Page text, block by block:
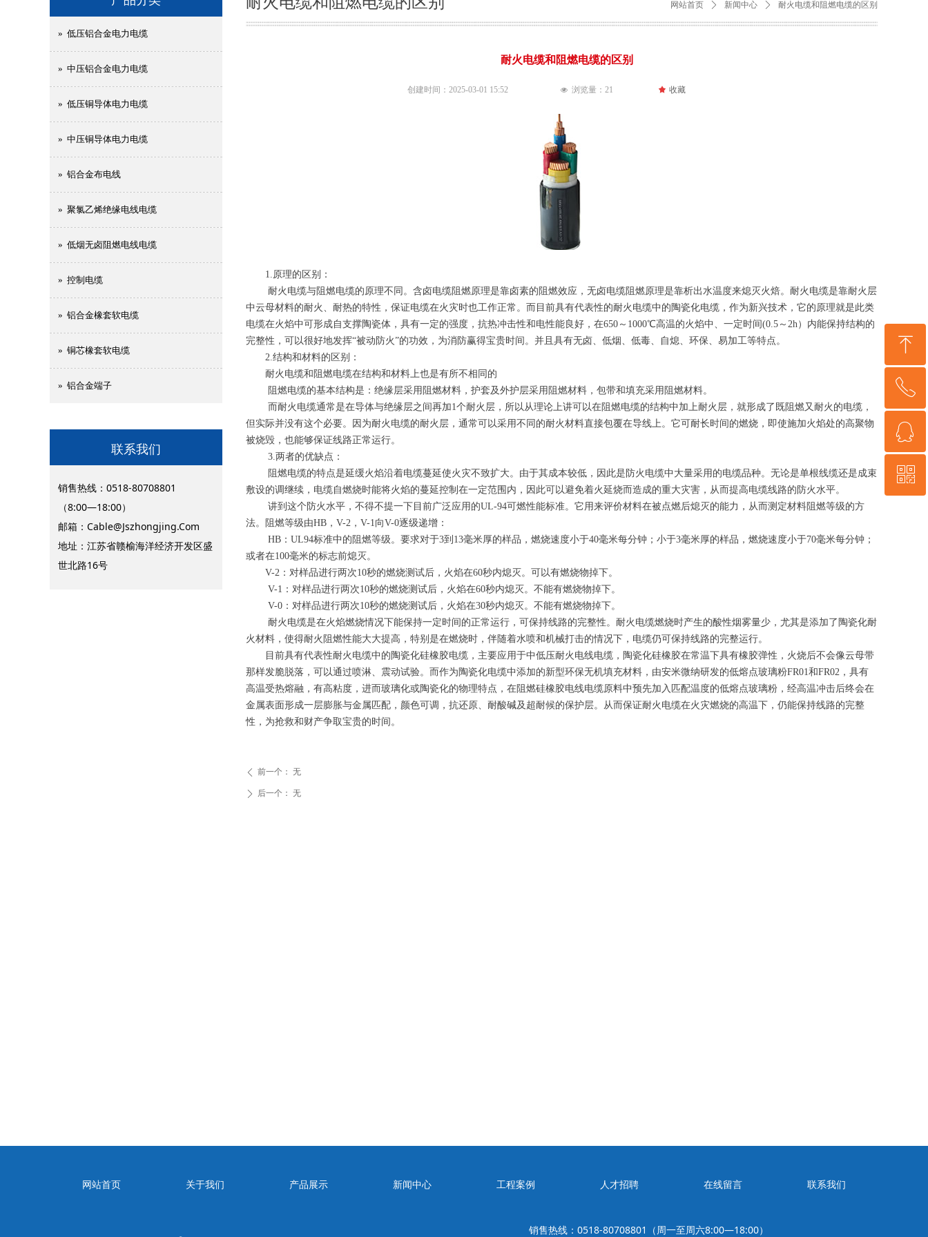
耐火电缆和阻燃电缆的区别
1.原理的区别：
耐火电缆与阻燃电缆的原理不同。含卤电缆阻燃原理是靠卤素的阻燃效应，无卤电缆阻燃原理是靠析出水温度来熄灭火焙。耐火电缆是靠耐火层
中云母材料的耐火、耐热的特性，保证电缆在火灾时也工作正常。而目前具有代表性的耐火电缆中的陶瓷化电缆，作为新兴技术，它的原理就是此类
电缆在火焰中可形成自支撑陶瓷体，具有一定的强度，抗热冲击性和电性能良好，在650～1000℃高温的火焰中、一定时间(0.5～2h）内能保持结构的
完整性，可以很好地发挥“被动防火”的功效，为消防赢得宝贵时间。并且具有无卤、低烟、低毒、自熄、环保、易加工等特点。
2.结构和材料的区别：
耐火电缆和阻燃电缆在结构和材料上也是有所不相同的
阻燃电缆的基本结构是：绝缘层采用阻燃材料，护套及外护层采用阻燃材料，包带和填充采用阻燃材料。
而耐火电缆通常是在导体与绝缘层之间再加1个耐火层，所以从理论上讲可以在阻燃电缆的结构中加上耐火层，就形成了既阻燃又耐火的电缆，
但实际并没有这个必要。因为耐火电缆的耐火层，通常可以采用不同的耐火材料直接包覆在导线上。它可耐长时间的燃烧，即使施加火焰处的高聚物
被烧毁，也能够保证线路正常运行。
3.两者的优缺点：
阻燃电缆的特点是延缓火焰沿着电缆蔓延使火灾不致扩大。由于其成本较低，因此是防火电缆中大量采用的电缆品种。无论是单根线缆还是成束
敷设的调继续，电缆自燃烧时能将火焰的蔓延控制在一定范围内，因此可以避免着火延烧而造成的重大灾害，从而提高电缆线路的防火水平。
讲到这个防火水平，不得不提一下目前广泛应用的UL-94可燃性能标准。它用来评价材料在被点燃后熄灭的能力，从而测定材料阻燃等级的方
法。阻燃等级由HB，V-2，V-1向V-0逐级递增：
HB：UL94标准中的阻燃等级。要求对于3到13毫米厚的样品，燃烧速度小于40毫米每分钟；小于3毫米厚的样品，燃烧速度小于70毫米每分钟；
或者在100毫米的标志前熄灭。
V-2：对样品进行两次10秒的燃烧测试后，火焰在60秒内熄灭。可以有燃烧物掉下。
V-1：对样品进行两次10秒的燃烧测试后，火焰在60秒内熄灭。不能有燃烧物掉下。
V-0：对样品进行两次10秒的燃烧测试后，火焰在30秒内熄灭。不能有燃烧物掉下。
耐火电缆是在火焰燃烧情况下能保持一定时间的正常运行，可保持线路的完整性。耐火电缆燃烧时产生的酸性烟雾量少，尤其是添加了陶瓷化耐
火材料，使得耐火阻燃性能大大提高，特别是在燃烧时，伴随着水喷和机械打击的情况下，电缆仍可保持线路的完整运行。
目前具有代表性耐火电缆中的陶瓷化硅橡胶电缆，主要应用于中低压耐火电线电缆，陶瓷化硅橡胶在常温下具有橡胶弹性，火烧后不会像云母带
那样发脆脱落，可以通过喷淋、震动试验。而作为陶瓷化电缆中添加的新型环保无机填充材料，由安米微纳研发的低熔点玻璃粉FR01和FR02，具有
高温受热熔融，有高粘度，进而玻璃化或陶瓷化的物理特点，在阻燃硅橡胶电线电缆原料中预先加入匹配温度的低熔点玻璃粉，经高温冲击后终会在
金属表面形成一层膨胀与金属匹配，颜色可调，抗还原、耐酸碱及超耐候的保护层。从而保证耐火电缆在火灾燃烧的高温下，仍能保持线路的完整
性，为抢救和财产争取宝贵的时间。
넶 浏览量： 21 끄 收藏
创建时间： 2025-03-01 15:52
ꄴ 前一个： 无
ꄲ 后一个： 无
网站首页 ꄲ 新闻中心 ꄲ 耐火电缆和阻燃电缆的区别
» 低压铝合金电力电缆
» 中压铝合金电力电缆
» 低压铜导体电力电缆
» 中压铜导体电力电缆
» 铝合金布电线
» 聚氯乙烯绝缘电线电缆
» 低烟无卤阻燃电线电缆
» 控制电缆
» 铝合金橡套软电缆
» 铜芯橡套软电缆
» 铝合金端子
联系我们
销售热线：0518-80708801
（8:00—18:00）
邮箱： Cable@Jszhongjing.Com
地址：江苏省赣榆海洋经济开发区盛
世北路16号
网站首页 关于我们 产品展示 新闻中心 工程案例 人才招聘 在线留言 联系我们
销售热线：0518-80708801（周一至周六8:00—18:00）
ꁸ
回到顶部
ꂅ
187-9556-9282
ꁗ
QQ客服
ꀥ